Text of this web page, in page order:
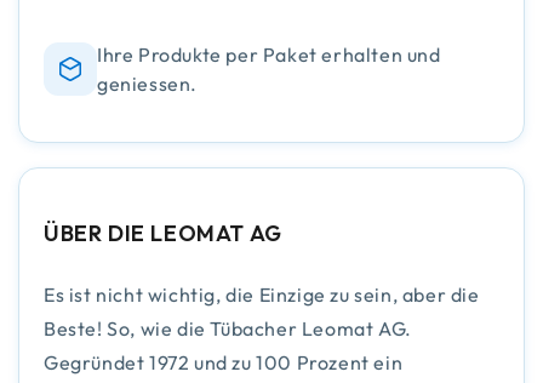
Ihre Produkte per Paket erhalten und
geniessen.
ÜBER DIE LEOMAT AG
Es ist nicht wichtig, die Einzige zu sein, aber die
Beste! So, wie die Tübacher Leomat AG.
Gegründet 1972 und zu 100 Prozent ein